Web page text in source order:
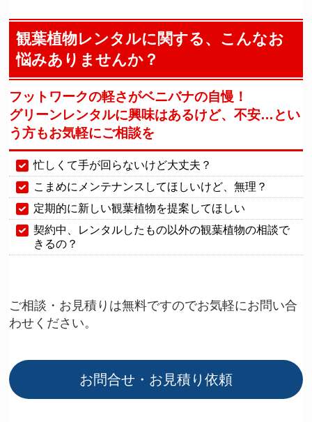
観葉植物レンタルに関する、こんなお
悩みありませんか？
フットワークの軽さがベニバナの自慢！
グリーンレンタルに興味はあるけど、不安… とい
う方もお気軽にご相談を
忙しくて手が回らないけど大丈夫？
こまめにメンテナンスしてほしいけど、無理？
定期的に新しい観葉植物を提案してほしい
契約中、レンタルしたもの以外の観葉植物の相談で
きるの？
ご相談・お見積りは無料ですのでお気軽にお問い合
わせください。
お問合せ・お見積り依頼